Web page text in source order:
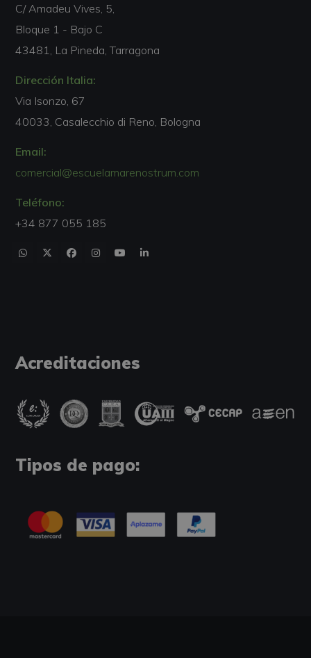
C/ Amadeu Vives, 5,
Bloque 1 - Bajo C
43481, La Pineda, Tarragona
Dirección Italia:
Via Isonzo, 67
40033, Casalecchio di Reno, Bologna
Email:
comercial@escuelamarenostrum.com
Teléfono:
+34 877 055 185
Acreditaciones
Tipos de pago: